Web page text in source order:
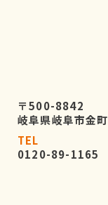
〒500-8842
岐阜県岐阜市金
TEL
0120-89-1165